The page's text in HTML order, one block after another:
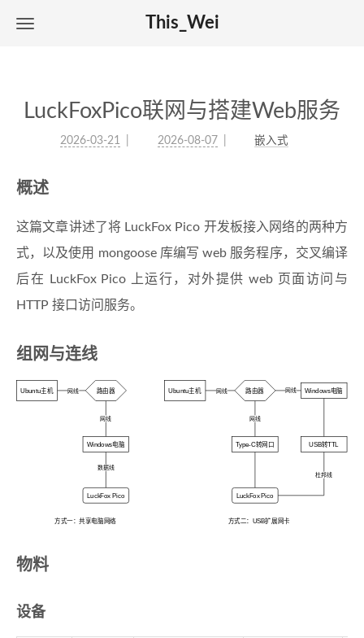
This_Wei
LuckFoxPico联网与搭建Web服务
2026-03-21 2026-08-07 嵌入式
概述
这篇文章讲述了将 LuckFox Pico 开发板接入网络的两种方
式，以及使用 mongoose 库编写 web 服务程序，交叉编译
后在 LuckFox Pico 上运行，对外提供 web 页面访问与
HTTP 接口访问服务。
组网与连线
数据线
LuckFox Pico
网线
Windows电脑
网线 路由器
Ubuntu主机
LuckFox Pico
网线
Type-C转网口
网线 网线
路由器
Ubuntu主机
杜邦线
Windows电脑
USB转TTL
方式一：共享电脑网络 方式二：USB扩展网卡
物料
设备